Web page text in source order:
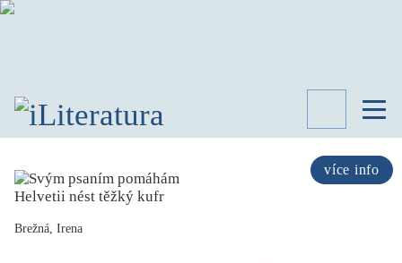
více info
SPISOVATELÉ
Brežná, Irena